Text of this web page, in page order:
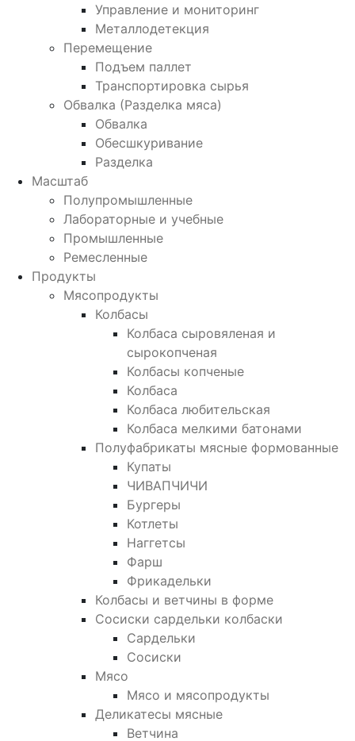
Управление и мониторинг
Металлодетекция
Перемещение
Подъем паллет
Транспортировка сырья
Обвалка (Разделка мяса)
Обвалка
Обесшкуривание
Разделка
Масштаб
Полупромышленные
Лабораторные и учебные
Промышленные
Ремесленные
Продукты
Мясопродукты
Колбасы
Колбаса сыровяленая и
сырокопченая
Колбасы копченые
Колбаса
Колбаса любительская
Колбаса мелкими батонами
Полуфабрикаты мясные формованные
Купаты
ЧИВАПЧИЧИ
Бургеры
Котлеты
Наггетсы
Фарш
Фрикадельки
Колбасы и ветчины в форме
Сосиски сардельки колбаски
Сардельки
Сосиски
Мясо
Мясо и мясопродукты
Деликатесы мясные
Ветчина